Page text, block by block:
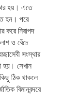
হয়। এতে
হন। পরে
করে নিরাপদ
ও বেঁচে
সংস্থার
হয়। সেখান
কিছু ঠিক থাকলে
বিমানবন্দরে